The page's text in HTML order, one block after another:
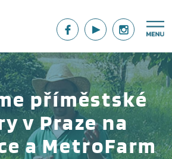
příměstské
v Praze na
a MetroFarm